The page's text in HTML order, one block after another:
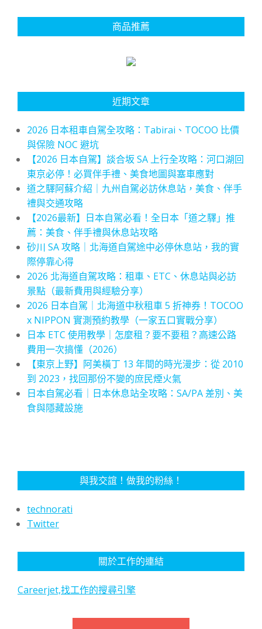
商品推薦
近期文章
2026 日本租車自駕全攻略：Tabirai、TOCOO 比價
與保險 NOC 避坑
【2026 日本自駕】談合坂 SA 上行全攻略：河口湖回
東京必停！必買伴手禮、美食地圖與塞車應對
道之驛阿蘇介紹｜九州自駕必訪休息站，美食、伴手
禮與交通攻略
【2026最新】日本自駕必看！全日本「道之驛」推
薦：美食、伴手禮與休息站攻略
砂川 SA 攻略｜北海道自駕途中必停休息站，我的實
際停靠心得
2026 北海道自駕攻略：租車、ETC、休息站與必訪
景點（最新費用與經驗分享）
2026 日本自駕｜北海道中秋租車 5 折神券！TOCOO
x NIPPON 實測預約教學（一家五口實戰分享）
日本 ETC 使用教學｜怎麼租？要不要租？高速公路
費用一次搞懂（2026）
【東京上野】阿美橫丁 13 年間的時光漫步：從 2010
到 2023，找回那份不變的庶民煙火氣
日本自駕必看｜日本休息站全攻略：SA/PA 差別、美
食與隱藏設施
與我交誼！做我的粉絲！
technorati
Twitter
關於工作的連結
Careerjet,找工作的搜尋引擎